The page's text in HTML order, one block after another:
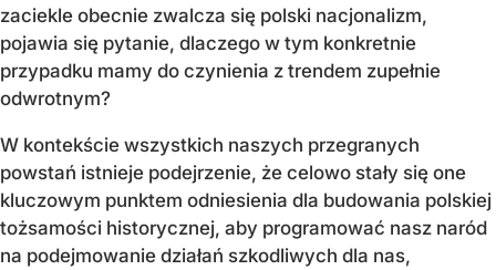
zaciekle obecnie zwalcza się polski nacjonalizm,
pojawia się pytanie, dlaczego w tym konkretnie
przypadku mamy do czynienia z trendem zupełnie
odwrotnym?
W kontekście wszystkich naszych przegranych
powstań istnieje podejrzenie, że celowo stały się one
kluczowym punktem odniesienia dla budowania polskiej
tożsamości historycznej, aby programować nasz naród
na podejmowanie działań szkodliwych dla nas,